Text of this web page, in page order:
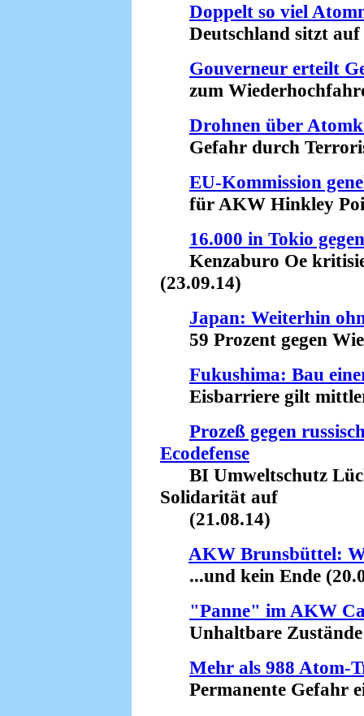
Doppelt so viel
Deutschland sitzt auf
Gouverneur erteilt
zum
Drohnen über
Gefahr durch
EU-Kommission
für AKW Hinkley
16.000 in Tokio
Kenzaburo Oe
(23.09.14)
Japan: Weiterhin
59 Prozent gegen
Fukushima: Bau
Eisbarriere gilt
Prozeß gegen
Ecodefense
BI Umweltschutz
Solidarität auf
(21.08.14)
AKW Brunsbüttel:
...und kein Ende
"Panne" im AKW
Unhaltbare Zustände
Mehr als 988 Atom-
Permanente Gefahr